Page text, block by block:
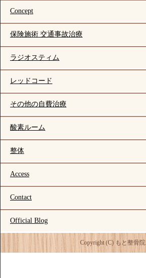
Concept
保険施術 交通事故治療
ラジオスティム
レッドコード
その他の自費治療
酸素ルーム
整体
Access
Contact
Official Blog
Copyright (C) もと整骨院